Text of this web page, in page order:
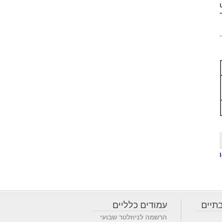
עמודים כלליים
הרשמה לניוזלטר שבועי